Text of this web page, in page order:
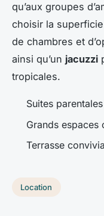
qu’aux groupes
choisir la
de chambres et
ainsi qu’un jacuzzi
tropicales.
Suites
Grands espaces
Terrasse
Location